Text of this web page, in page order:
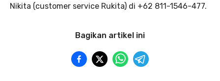
Nikita (customer service Rukita) di +62 811-1546-477.
Bagikan artikel ini